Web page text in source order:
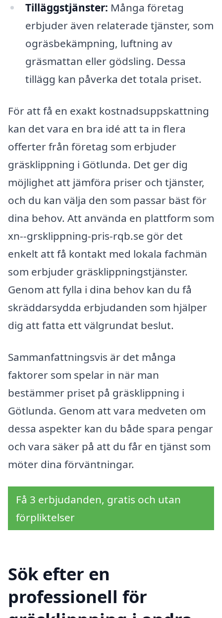
Tilläggstjänster: Många företag
erbjuder även relaterade tjänster, som
ogräsbekämpning, luftning av
gräsmattan eller gödsling. Dessa
tillägg kan påverka det totala priset.
För att få en exakt kostnadsuppskattning
kan det vara en bra idé att ta in flera
offerter från företag som erbjuder
gräsklippning i Götlunda. Det ger dig
möjlighet att jämföra priser och tjänster,
och du kan välja den som passar bäst för
dina behov. Att använda en plattform som
xn--grsklippning-pris-rqb.se gör det
enkelt att få kontakt med lokala fachmän
som erbjuder gräsklippningstjänster.
Genom att fylla i dina behov kan du få
skräddarsydda erbjudanden som hjälper
dig att fatta ett välgrundat beslut.
Sammanfattningsvis är det många
faktorer som spelar in när man
bestämmer priset på gräsklippning i
Götlunda. Genom att vara medveten om
dessa aspekter kan du både spara pengar
och vara säker på att du får en tjänst som
möter dina förväntningar.
Få 3 erbjudanden, gratis och utan
förpliktelser
Sök efter en
professionell för